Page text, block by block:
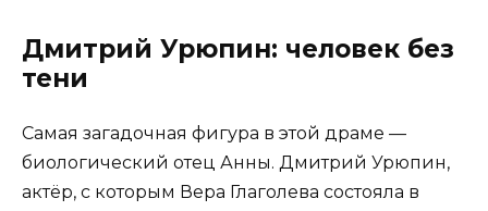
Дмитрий Урюпин: человек без
тени
Самая загадочная фигура в этой драме —
биологический отец Анны. Дмитрий Урюпин,
актёр, с которым Вера Глаголева состояла в